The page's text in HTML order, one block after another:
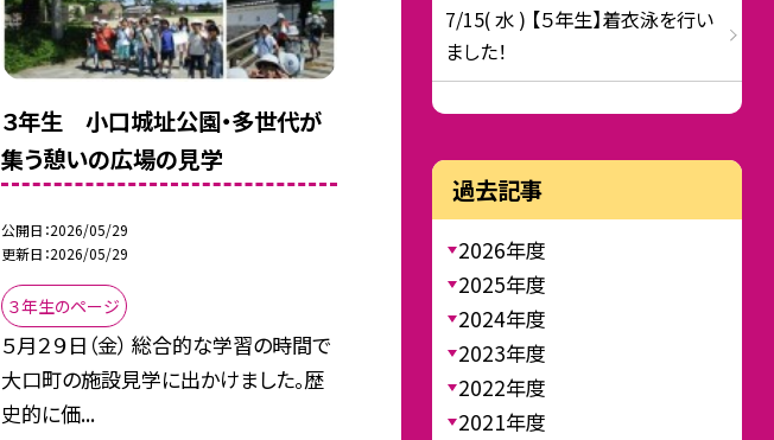
３年生 小口城址公園・多世代が
集う憩いの広場の見学
公開日 2026/05/29
更新日 2026/05/29
３年生のページ
５月２９日（金） 総合的な学習の時間で
大口町の施設見学に出かけました。歴
史的に価...
7/15( 水 ) 【５年生】着衣泳を行い
ました！
過去記事
2026年度
2025年度
2024年度
2023年度
2022年度
2021年度